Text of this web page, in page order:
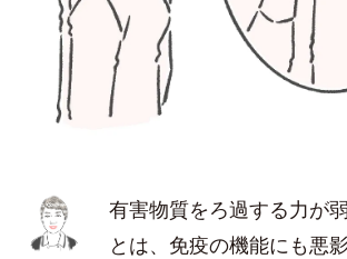
有害物質をろ過する力が
とは、免疫の機能にも悪